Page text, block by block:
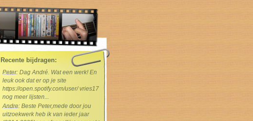
Recente bijdragen:
Peter: Dag André. Wat een werk! En
leuk ook dat er op je site
https://open.spotify.com/user/ vries17
nog meer lijsten...
Andre: Beste Peter,mede door jou
uitzoekwerk heb ik van ieder jaar